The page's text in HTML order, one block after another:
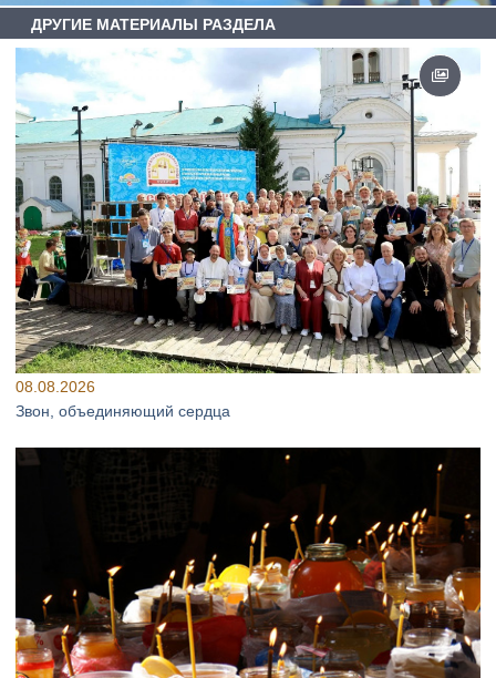
ДРУГИЕ МАТЕРИАЛЫ РАЗДЕЛА
08.08.2026
Звон, объединяющий сердца